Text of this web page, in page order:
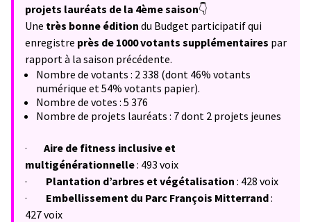
projets lauréats de la 4ème saison👇
Une très bonne édition du Budget participatif qui
enregistre près de 1000 votants supplémentaires par
rapport à la saison précédente.
Nombre de votants : 2 338 (dont 46% votants
numérique et 54% votants papier).
Nombre de votes : 5 376
Nombre de projets lauréats : 7 dont 2 projets jeunes
· Aire de fitness inclusive et
multigénérationnelle: 493 voix
· Plantation d’arbres et végétalisation : 428 voix
· Embellissement du Parc François Mitterrand:
427 voix